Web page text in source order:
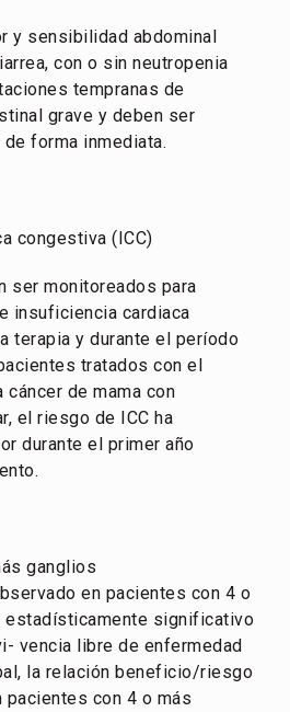
y sensibilidad abdominal
con o sin neutropenia
tempranas de
grave y deben ser
forma inmediata.
congestiva (ICC)
ser monitoreados para
insuficiencia cardiaca
terapia y durante el período
tratados con el
cáncer de mama con
el riesgo de ICC ha
durante el primer año
ganglios
en pacientes con 4 o
estadísticamente significativo
vencia libre de enfermedad
la relación beneficio/riesgo
pacientes con 4 o más